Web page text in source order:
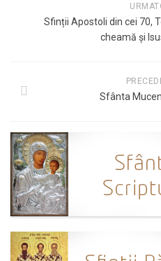
Sfinții Apostoli din cei 70,
cheamă și
Sfânta